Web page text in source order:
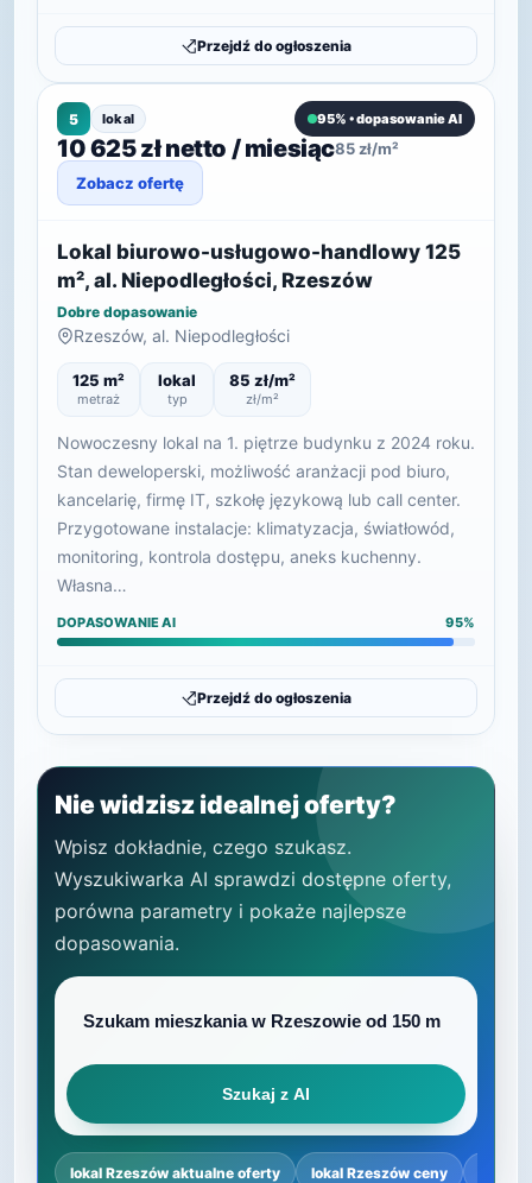
Przejdź do ogłoszenia
5 lokal 95% • dopasowanie AI
10 625 zł netto / miesiąc85 zł/m²
Zobacz ofertę
Lokal biurowo-usługowo-handlowy 125
m², al. Niepodległości, Rzeszów
Dobre dopasowanie
Rzeszów, al. Niepodległości
125 m²
metraż
lokal
typ
85 zł/m²
zł/m²
Nowoczesny lokal na 1. piętrze budynku z 2024 roku.
Stan deweloperski, możliwość aranżacji pod biuro,
kancelarię, firmę IT, szkołę językową lub call center.
Przygotowane instalacje: klimatyzacja, światłowód,
monitoring, kontrola dostępu, aneks kuchenny.
Własna…
DOPASOWANIE AI 95%
Przejdź do ogłoszenia
Nie widzisz idealnej oferty?
Wpisz dokładnie, czego szukasz.
Wyszukiwarka AI sprawdzi dostępne oferty,
porówna parametry i pokaże najlepsze
dopasowania.
Szukaj z AI
lokal Rzeszów aktualne oferty lokal Rzeszów ceny